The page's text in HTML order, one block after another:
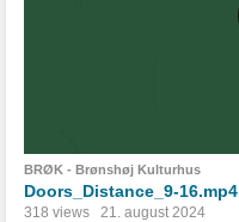
BRØK - Brønshøj Kulturhus
Doors_Distance_9-16.mp4
318 views 21. august 2024